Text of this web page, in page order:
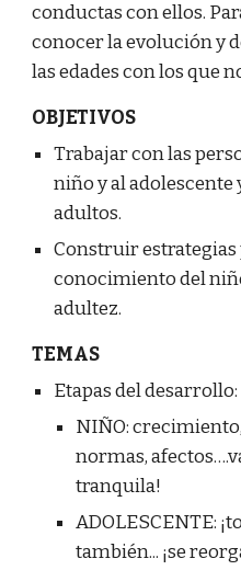
conductas con ellos.
conocer la evolución y
las edades con los que
OBJETIVOS
Trabajar con las
niño y al adolescente
adultos.
Construir
conocimiento del
adultez.
TEMAS
Etapas del desarrollo:
NIÑO:
normas,
tranquila!
ADOLESCENTE:
también... ¡se